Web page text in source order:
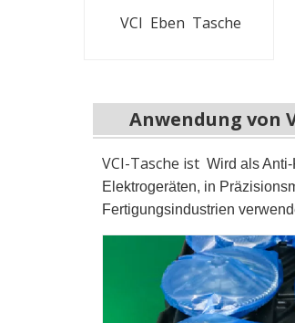
VCI Eben Tasche
Anwendung von
VCI-Tasche ist Wird als
Elektrogeräten, in
Fertigungsindustrien